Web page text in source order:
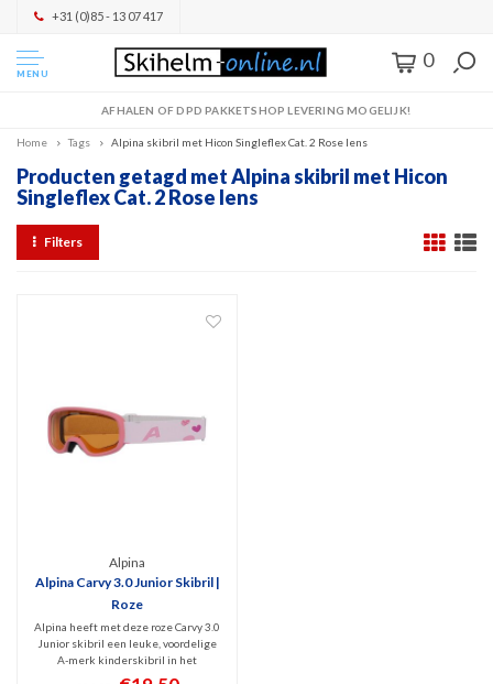
+31 (0)85 - 13 07 417
MENU
0
AFHALEN OF DPD PAKKETSHOP LEVERING MOGELIJK!
Home Tags Alpina skibril met Hicon Singleflex Cat. 2 Rose lens
Producten getagd met Alpina skibril met Hicon
Singleflex Cat. 2 Rose lens
Filters
Alpina
Alpina Carvy 3.0 Junior Skibril |
Roze
Alpina heeft met deze roze Carvy 3.0
Junior skibril een leuke, voordelige
A-merk kinderskibril in het
assortiment. Dankzij de